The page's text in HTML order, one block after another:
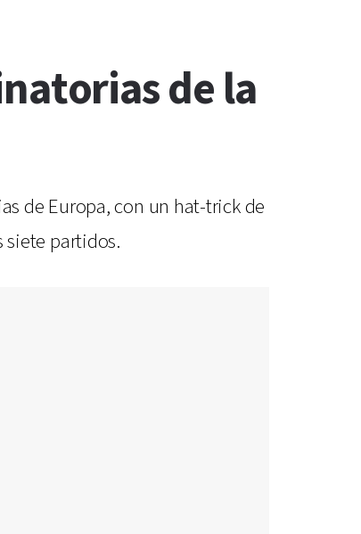
de la
de Europa, con un hat-trick de
siete partidos.